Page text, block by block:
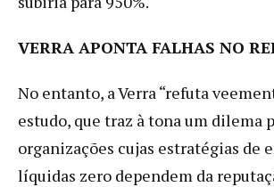
VERRA APONTA FALHAS NO
No entanto, a Verra “refuta
estudo, que traz à tona um dilema
organizações cujas estratégias de
líquidas zero dependem da